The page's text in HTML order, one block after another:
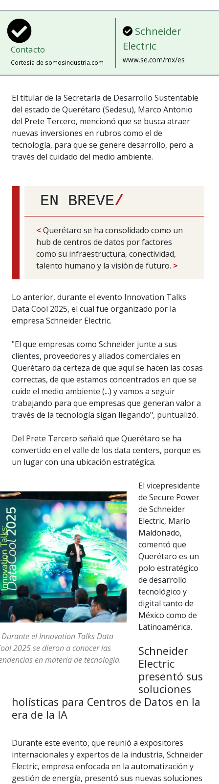
Contacto
Cortesía de somosindustria.com
Schneider
Electric
www.se.com/mx/es
El titular de la Secretaría de Desarrollo Sustentable
del estado de Querétaro (Sedesu), Marco Antonio
del Prete Tercero, mencionó que se busca atraer
nuevas inversiones en rubros como el de
tecnología, para que se genere desarrollo, pero a
través del cuidado del medio ambiente.
EN BREVE/
< Querétaro se ha consolidado como un
hub de centros de datos por factores
como su infraestructura, conectividad,
talento humano y la visión de futuro. >
Lo anterior, durante el evento Innovation Talks
Data Cool 2025, el cual fue organizado por la
empresa Schneider Electric.
"El que empresas como Schneider junte a sus
clientes, proveedores y aliados comerciales en
Querétaro da certeza de que aquí se hacen las cosas
correctas, de que estamos concentrados en que se
cuide el medio ambiente (...) y vamos a seguir
trabajando para que empresas que generan valor a
través de la tecnología sigan llegando", puntualizó.
Del Prete Tercero señaló que Querétaro se ha
convertido en el valle de los data centers, porque es
un lugar con una ubicación estratégica.
Durante el Innovation Talks Data
2025 se dieron a conocer las
en materia de tecnología.
El vicepresidente
de Secure Power
de Schneider
Electric, Mario
Maldonado,
comentó que
Querétaro es un
polo estratégico
de desarrollo
tecnológico y
digital tanto de
México como de
Latinoamérica.
Schneider
Electric
presentó sus
soluciones
holísticas para Centros de Datos en la
era de la IA
Durante este evento, que reunió a expositores
internacionales y expertos de la industria, Schneider
Electric, empresa enfocada en la automatización y
gestión de energía, presentó sus nuevas soluciones